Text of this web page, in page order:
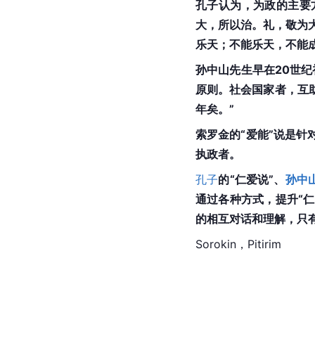
孔子认为，为政的主要
大，所以治。礼，敬为
乐天；不能乐天，不能
孙中山先生早在20世
原则。社会国家者，互
年矣。”
索罗金的“爱能”说是针
执政者。
孔子的“仁爱说”、 孙中
通过各种方式，提升“
的相互对话和理解，只
Sorokin，Pitirim